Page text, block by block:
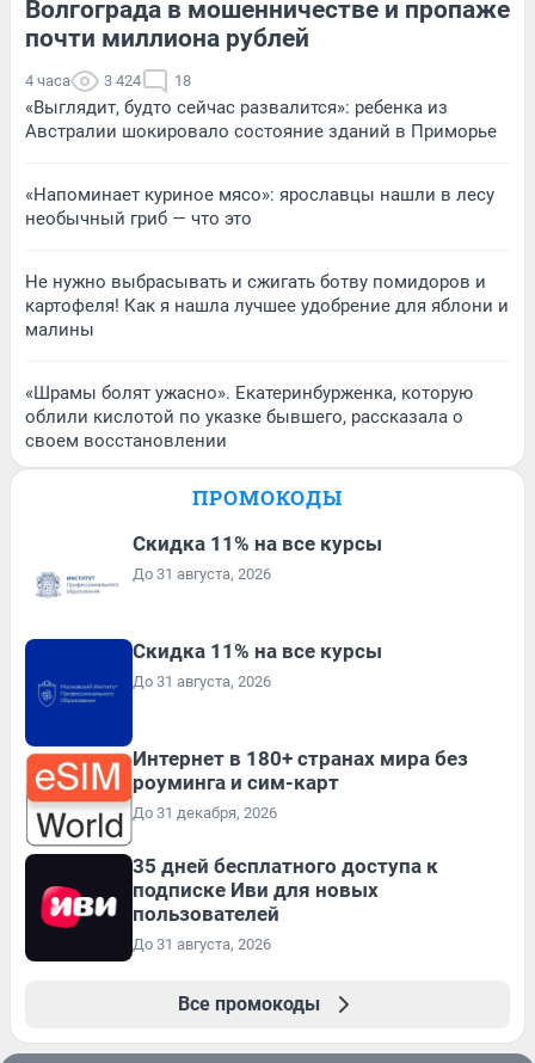
Волгограда в мошенничестве и пропаже
почти миллиона рублей
4 часа 3 424 18
«Выглядит, будто сейчас развалится»: ребенка из
Австралии шокировало состояние зданий в Приморье
«Напоминает куриное мясо»: ярославцы нашли в лесу
необычный гриб — что это
Не нужно выбрасывать и сжигать ботву помидоров и
картофеля! Как я нашла лучшее удобрение для яблони и
малины
«Шрамы болят ужасно». Екатеринбурженка, которую
облили кислотой по указке бывшего, рассказала о
своем восстановлении
ПРОМОКОДЫ
Скидка 11% на все курсы
До 31 августа, 2026
Скидка 11% на все курсы
До 31 августа, 2026
Интернет в 180+ странах мира без
роуминга и сим-карт
До 31 декабря, 2026
35 дней бесплатного доступа к
подписке Иви для новых
пользователей
До 31 августа, 2026
Все промокоды